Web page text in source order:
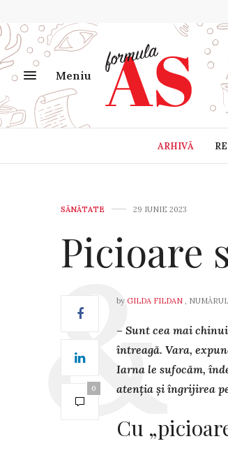
Meniu
ARHIVĂ
SĂNĂTATE 29 IUNIE 2023
Picioare
0
by GILDA FILDAN , NUMĂRUL
– Sunt cea mai
întreagă. Vara,
Iarna le sufocăm,
aten­ția și îngrijirea
Cu